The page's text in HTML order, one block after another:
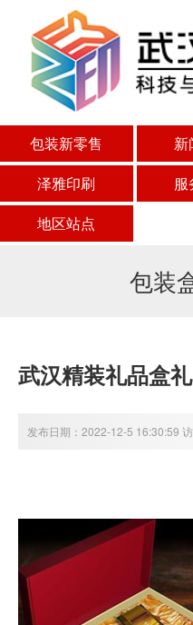
包装新零售 新
泽雅印刷
服
地区站点
包装
武汉精装礼品盒
发布日期：2022-12-5 16:30:59